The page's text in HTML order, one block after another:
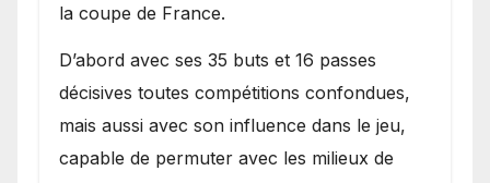
la coupe de France.
D’abord avec ses 35 buts et 16 passes
décisives toutes compétitions confondues,
mais aussi avec son influence dans le jeu,
capable de permuter avec les milieux de